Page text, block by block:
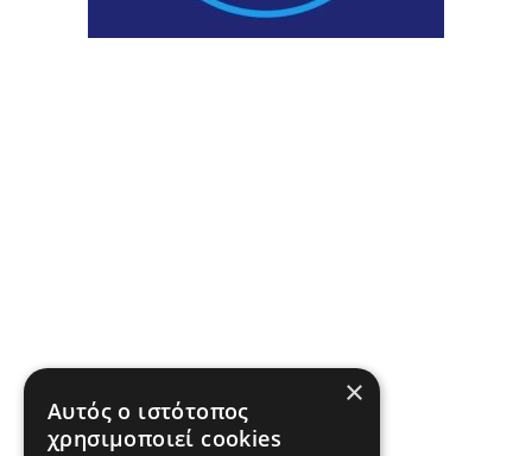
×
Αυτός ο ιστότοπος
χρησιμοποιεί cookies